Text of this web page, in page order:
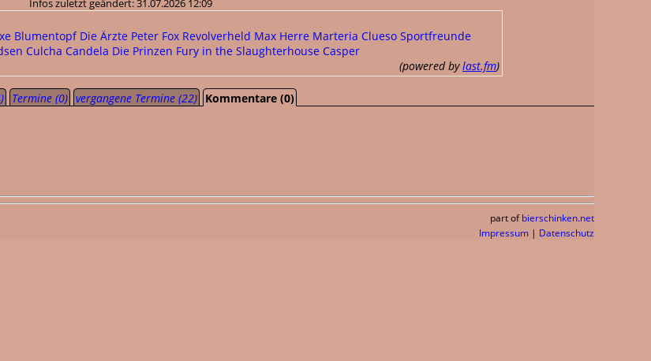
Blumentopf Die Ärzte Peter Fox Revolverheld Max Herre Marteria Clueso Sportfreunde
Culcha Candela Die Prinzen Fury in the Slaughterhouse Casper
(powered bylast.fm)
Termine (0) vergangene Termine (22) Kommentare (0)
part of bierschinken.net
Impressum | Datenschutz